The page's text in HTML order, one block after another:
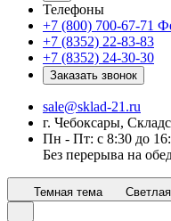
Телефоны
+7 (800) 700-67-71
+7 (8352) 22-83-83
+7 (8352) 24-30-30
Заказать звонок
sale@sklad-21.ru
г. Чебоксары,
Пн - Пт: с 8:30 до
Без перерыва на
Темная тема